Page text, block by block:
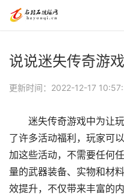
说说迷失传奇游
更新时间：2022-12-17
迷失传奇游戏中为让玩
了许多活动福利，玩家可
加这些活动，不需要任何
量的武器装备、实物和材
效提升，不仅带来丰富的